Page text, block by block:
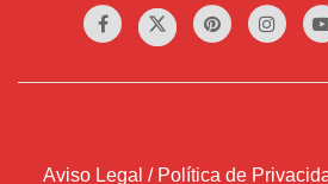
Aviso Legal / Política de